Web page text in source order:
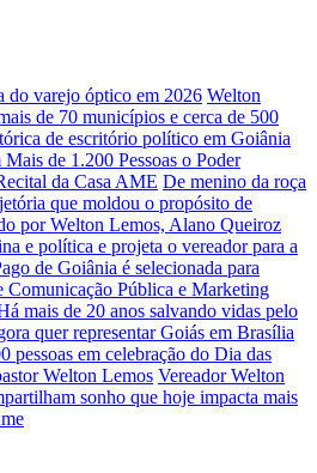
do varejo óptico em 2026 Welton
de 70 municípios e cerca de 500
de escritório político em Goiânia
de 1.200 Pessoas o Poder
da Casa AME De menino da roça
que moldou o propósito de
por Welton Lemos, Alano Queiroz
e política e projeta o vereador para a
de Goiânia é selecionada para
Comunicação Pública e Marketing
mais de 20 anos salvando vidas pelo
quer representar Goiás em Brasília
pessoas em celebração do Dia das
Welton Lemos Vereador Welton
sonho que hoje impacta mais